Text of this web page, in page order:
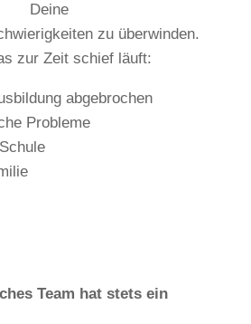
Deine
zu überwinden.
zur Zeit schief läuft:
abgebrochen
Probleme
Team hat stets ein